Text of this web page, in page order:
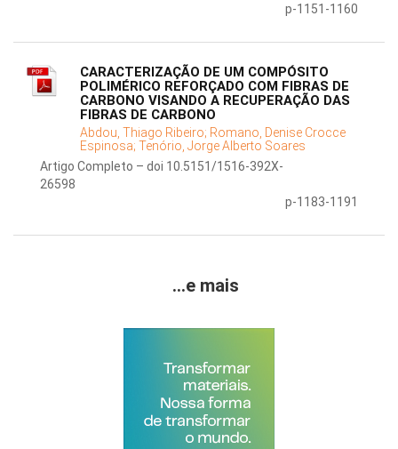
p-1151-1160
CARACTERIZAÇÃO DE UM COMPÓSITO
POLIMÉRICO REFORÇADO COM FIBRAS DE
CARBONO VISANDO A RECUPERAÇÃO DAS
FIBRAS DE CARBONO
Abdou, Thiago Ribeiro; Romano, Denise Crocce
Espinosa; Tenório, Jorge Alberto Soares
Artigo Completo – doi 10.5151/1516-392X-
26598
p-1183-1191
...e mais